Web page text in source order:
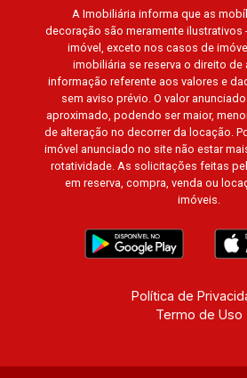
A Imobiliária informa que as
decoração são meramente ilustrativos
imóvel, exceto nos casos de
imobiliária se reserva o direito de
informação referente aos valores e
sem aviso prévio. O valor
aproximado, podendo ser maior,
de alteração no decorrer da locação.
imóvel anunciado no site não estar
rotatividade. As solicitações feitas
em reserva, compra, venda ou
imóveis.
Política de
Termo de Uso